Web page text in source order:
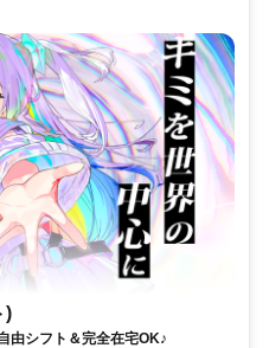
)
由シフト＆完全在宅OK♪